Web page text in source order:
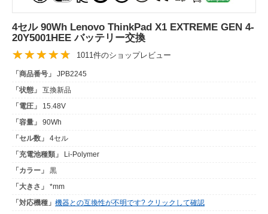
4セル 90Wh Lenovo ThinkPad X1 EXTREME GEN 4-
20Y5001HEE バッテリー交換
1011件のショップレビュー
「商品番号」
JPB2245
「状態」
互換新品
「電圧」
15.48V
「容量」
90Wh
「セル数」
4セル
「充電池種類」
Li-Polymer
「カラー」
黒
「大きさ」
*mm
「対応機種」 機器との互換性が不明です? クリックして確認